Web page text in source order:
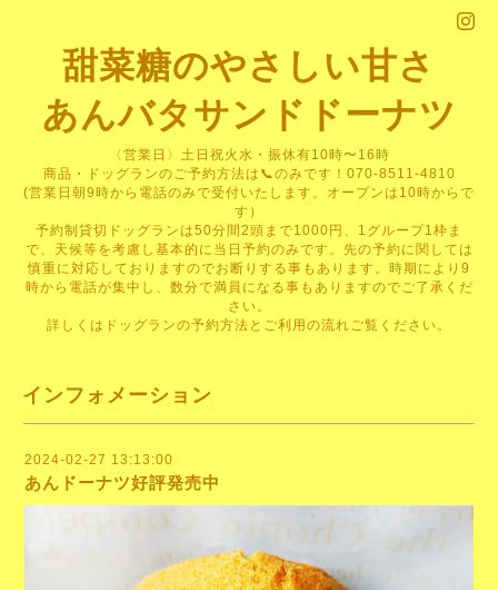
甜菜糖のやさしい甘さ
あんバタサンドドーナツ
〈営業日〉土日祝火水・振休有10時〜16時
商品・ドッグランのご予約方法は📞のみです！070-8511-4810
(営業日朝9時から電話のみで受付いたします。オープンは10時からで
す）
予約制貸切ドッグランは50分間2頭まで1000円、1グループ1枠ま
で、天候等を考慮し基本的に当日予約のみです。先の予約に関しては
慎重に対応しておりますのでお断りする事もあります。時期により9
時から電話が集中し、数分で満員になる事もありますのでご了承くだ
さい。
詳しくはドッグランの予約方法とご利用の流れご覧ください。
インフォメーション
2024-02-27 13:13:00
あんドーナツ好評発売中